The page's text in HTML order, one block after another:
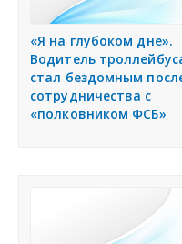
«Я на глубоком дне».
Водитель
стал бездомным
сотрудничества с
«полковником ФСБ»